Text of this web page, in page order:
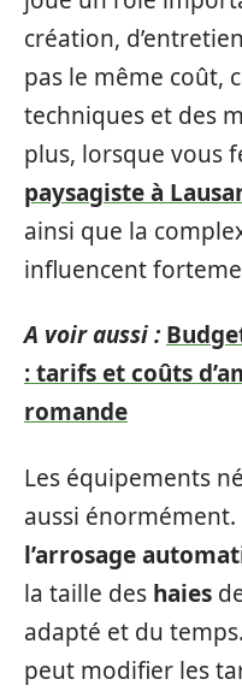
création,
pas le même coût,
techniques et des
plus, lorsque vous
paysagiste à
ainsi que la
influencent
A voir aussi :
: tarifs et coûts
romande
Les équipements
aussi
l’arrosage
la taille des haies
adapté et du
peut modifier les